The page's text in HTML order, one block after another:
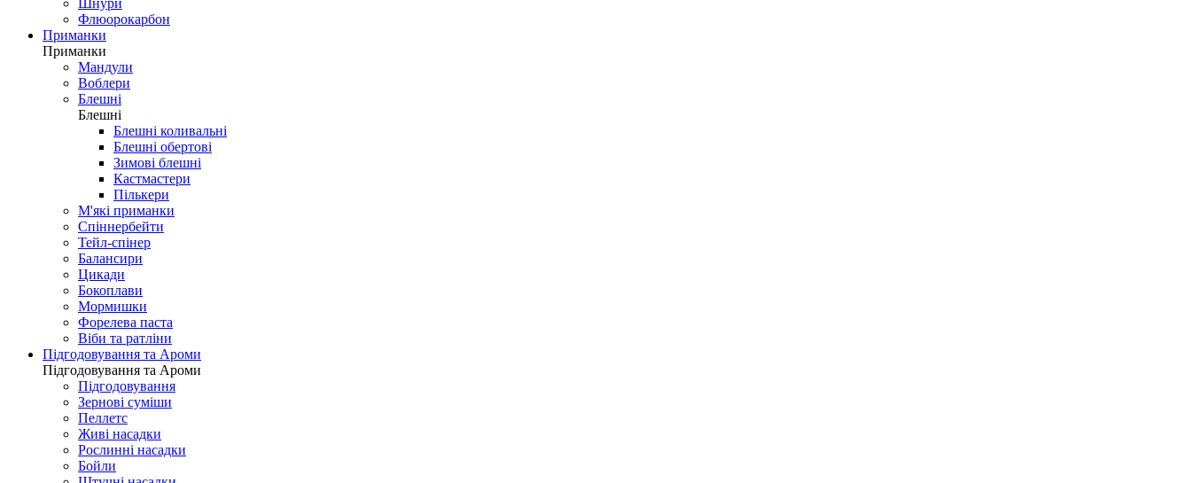
Шнури
Флюорокарбон
Приманки
Приманки
Мандули
Воблери
Блешні
Блешні
Блешні коливальні
Блешні обертові
Зимові блешні
Кастмастери
Пількери
М'які приманки
Спіннербейти
Тейл-спінер
Балансири
Цикади
Бокоплави
Мормишки
Форелева паста
Віби та ратліни
Підгодовування та Ароми
Підгодовування та Ароми
Підгодовування
Зернові суміши
Пеллетс
Живі насадки
Рослинні насадки
Бойли